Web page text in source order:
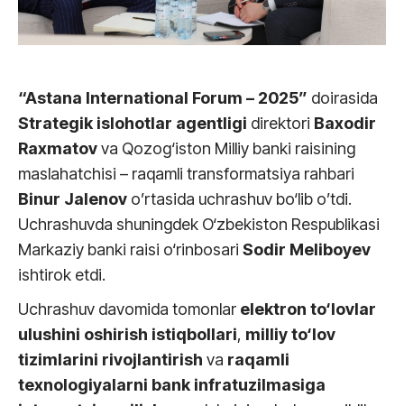
“Astana International Forum – 2025” doirasida
Strategik islohotlar agentligi direktori Baxodir
Raxmatovva Qozog‘iston Milliy banki raisining
maslahatchisi – raqamli transformatsiya rahbari
Binur Jalenov o’rtasida uchrashuv bo‘lib o’tdi.
Uchrashuvda shuningdek O‘zbekiston Respublikasi
Markaziy banki raisi o‘rinbosari Sodir Meliboyev
ishtirok etdi.
Uchrashuv davomida tomonlar elektron to‘lovlar
ulushini oshirish istiqbollari, milliy to‘lov
tizimlarini rivojlantirish va raqamli
texnologiyalarni bank infratuzilmasiga